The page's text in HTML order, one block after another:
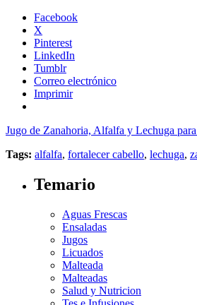
Facebook
X
Pinterest
LinkedIn
Tumblr
Correo electrónico
Imprimir
Jugo de Zanahoria, Alfalfa y Lechuga
Tags: alfalfa, fortalecer cabello, lechuga,
Temario
Aguas Frescas
Ensaladas
Jugos
Licuados
Malteada
Malteadas
Salud y Nutricion